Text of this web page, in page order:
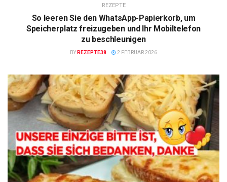
REZEPTE
So leeren Sie den WhatsApp-Papierkorb, um
Speicherplatz freizugeben und Ihr Mobiltelefon
zu beschleunigen
BY REZEPTE38 2 FEBRUAR 2026